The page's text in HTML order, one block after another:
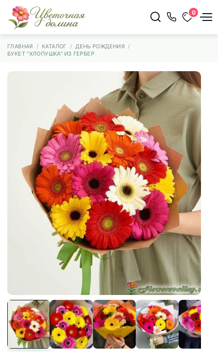
0
ГЛАВНАЯ КАТАЛОГ
ДЕНЬ РОЖДЕНИЯ
БУКЕТ "ХЛОПУШКА" ИЗ ГЕРБЕР